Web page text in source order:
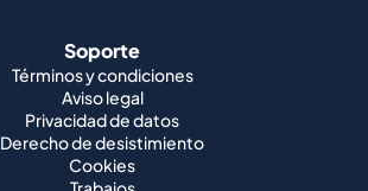
Soporte
Términos y condiciones
Aviso legal
Privacidad de datos
Derecho de desistimiento
Cookies